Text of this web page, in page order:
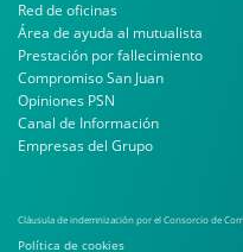
Red de oficinas
Área de ayuda al mutualista
Prestación por fallecimiento
Compromiso San Juan
Opiniones PSN
Canal de Información
Empresas del Grupo
Cláusula de indemnización por el Consorcio de
Política de cookies